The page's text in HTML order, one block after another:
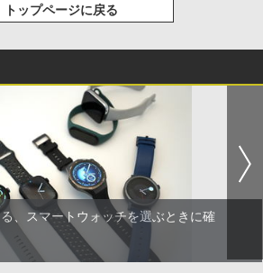
トップページに戻る
、スマートウォッチを選ぶときに確